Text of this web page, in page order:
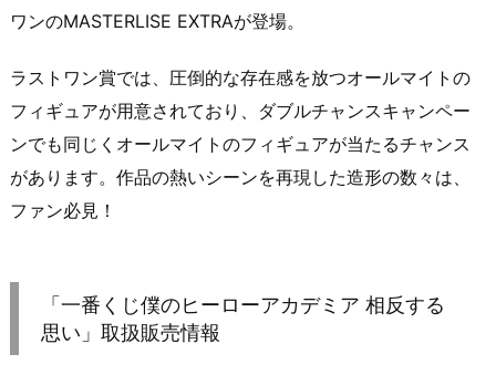
ワンのMASTERLISE EXTRAが登場。
ラストワン賞では、圧倒的な存在感を放つオールマイトの
フィギュアが用意されており、ダブルチャンスキャンペー
ンでも同じくオールマイトのフィギュアが当たるチャンス
があります。作品の熱いシーンを再現した造形の数々は、
ファン必見！
「一番くじ僕のヒーローアカデミア 相反する
思い」取扱販売情報